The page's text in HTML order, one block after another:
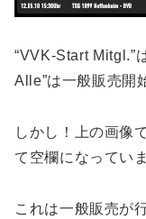
“VVK-Start Mitgl.”
Alle”は一般販売開
しかし！上の画像
て空欄になってい
これは一般販売が